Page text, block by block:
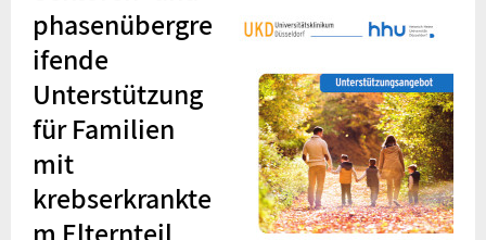
phasenübergre
ifende
Unterstützung
für Familien
mit
krebserkrankte